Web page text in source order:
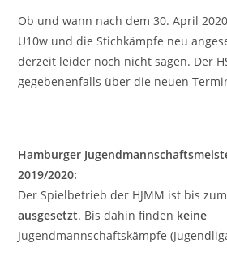
Ob und wann nach dem 30. April
U10w und die Stichkämpfe neu
derzeit leider noch nicht sagen. Der
gegebenenfalls über die neuen
Hamburger
2019/2020:
Der Spielbetrieb der HJMM ist bis
ausgesetzt. Bis dahin finden keine
Jugendmannschaftskämpfe